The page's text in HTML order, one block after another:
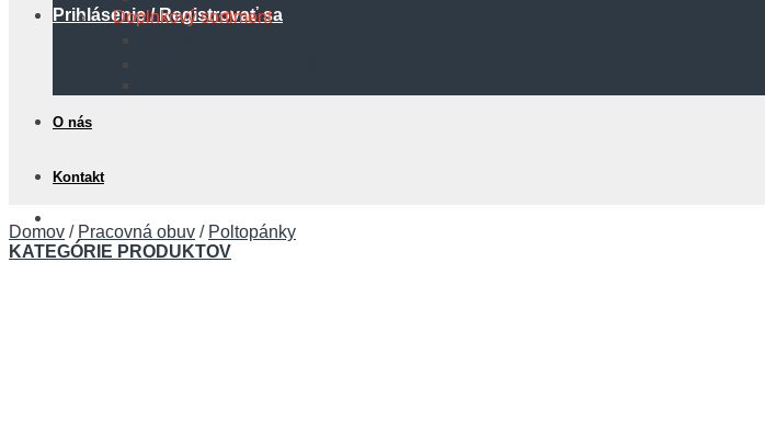
Prihlásenie / Registrovať sa
Doplnkový sortiment
O nás
Kontakt
Domov / Pracovná obuv / Poltopánky
KATEGÓRIE PRODUKTOV